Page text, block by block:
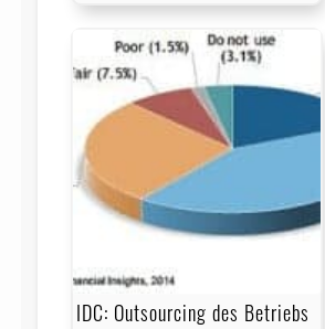
IDC: Outsourcing des Betriebs